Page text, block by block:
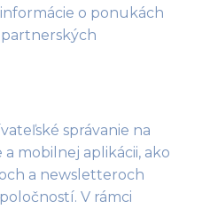
o ponukách
správanie na
mobilnej aplikácii, ako
a newsletteroch
V rámci